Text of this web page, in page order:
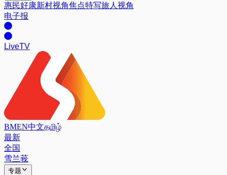
惠民好康新村视角焦点特写旅人视角
电子报
LiveTV
BMEN中文தமிழ்
最新
全国
雪兰莪
专题